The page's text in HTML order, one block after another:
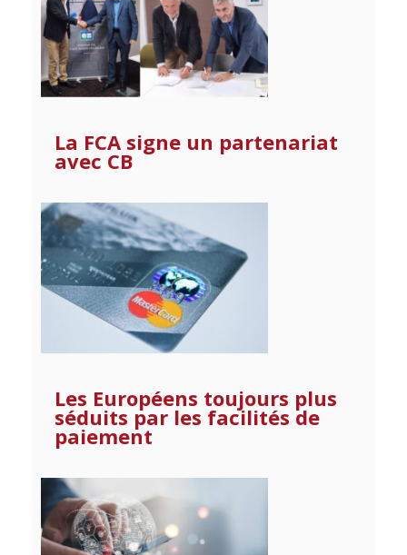
La FCA signe un partenariat
avec CB
Les Européens toujours plus
séduits par les facilités de
paiement